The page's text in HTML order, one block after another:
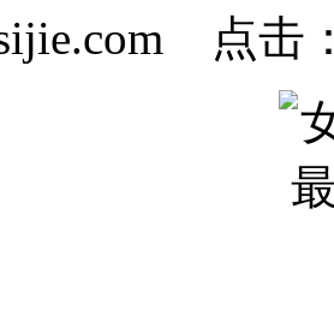
点击